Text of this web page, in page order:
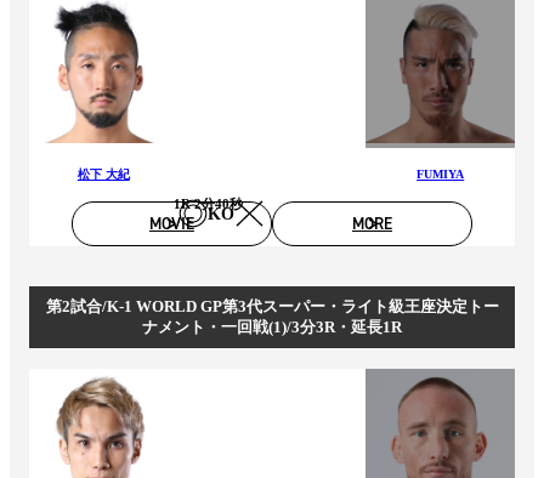
松下 大紀
KO
1R 2分40秒
FUMIYA
MOVIE MORE
第2試合/K-1 WORLD GP第3代スーパー・ライト級王座決定トー
ナメント・一回戦(1)/3分3R・延長1R